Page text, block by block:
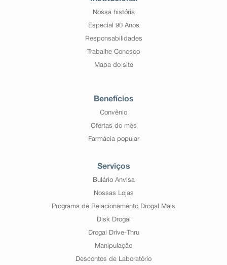
Nossa história
Especial 90 Anos
Responsabilidades
Trabalhe Conosco
Mapa do site
Benefícios
Convênio
Ofertas do mês
Farmácia popular
Serviços
Bulário Anvisa
Nossas Lojas
Programa de Relacionamento Drogal Mais
Disk Drogal
Drogal Drive-Thru
Manipulação
Descontos de Laboratório